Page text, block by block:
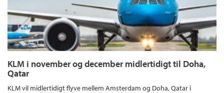
KLM i november og december midlertidigt til Doha,
Qatar
KLM vil midlertidigt flyve mellem Amsterdam og Doha, Qatar i